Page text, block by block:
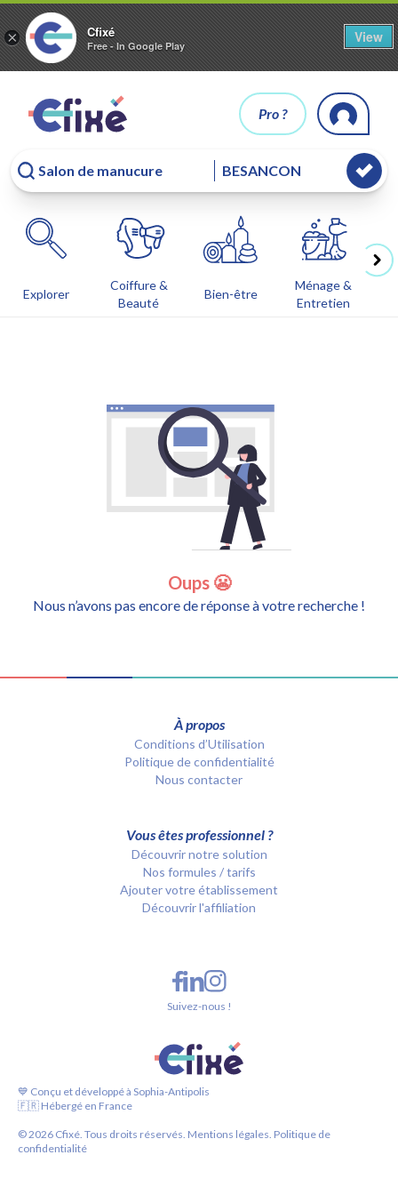
× Cfixé
Free - In Google Play
View
Pro ?
Explorer
Coiffure &
Beauté
Bien-être
Ménage &
Entretien
Oups 😬
Nous n’avons pas encore de réponse à votre recherche !
À propos
Conditions d’Utilisation
Politique de confidentialité
Nous contacter
Vous êtes professionnel ?
Découvrir notre solution
Nos formules / tarifs
Ajouter votre établissement
Découvrir l'affiliation
💙 Conçu et développé à Sophia-Antipolis
🇫🇷 Hébergé en France
©2026 Cfixé. Tous droits réservés. Mentions légales. Politique de
confidentialité
Suivez-nous !